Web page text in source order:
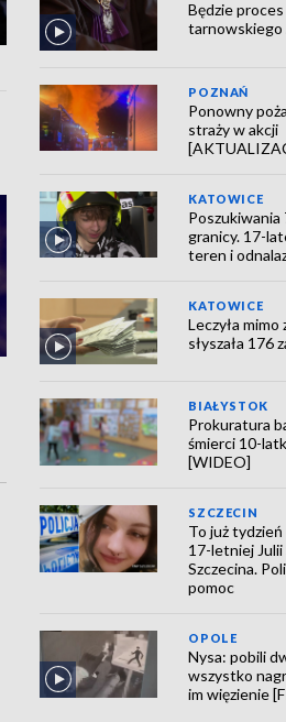
Będzie
tarnowskiego
POZNAŃ
Ponowny
straży w akcji
KATOWICE
Poszukiwania
granicy. 17-
teren i
KATOWICE
Leczyła mimo
słyszała 176
BIAŁYSTOK
Prokuratura
śmierci 10-
[WIDEO]
SZCZECIN
To już tydzień
17-letniej Julii
Szczecina.
pomoc
OPOLE
Nysa: pobili
wszystko
im więzienie